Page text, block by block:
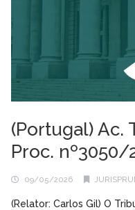
(Portugal) Ac.
Proc. nº3050/
09/05/2026
(Relator: Carlos Gil) O